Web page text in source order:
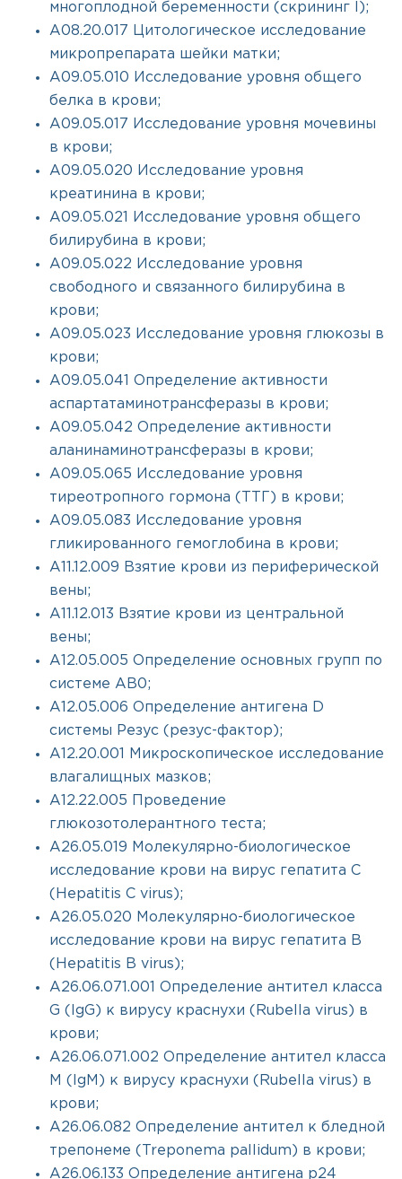
многоплодной беременности (скрининг I);
A08.20.017 Цитологическое исследование
микропрепарата шейки матки;
A09.05.010 Исследование уровня общего
белка в крови;
A09.05.017 Исследование уровня мочевины
в крови;
A09.05.020 Исследование уровня
креатинина в крови;
A09.05.021 Исследование уровня общего
билирубина в крови;
A09.05.022 Исследование уровня
свободного и связанного билирубина в
крови;
A09.05.023 Исследование уровня глюкозы в
крови;
A09.05.041 Определение активности
аспартатаминотрансферазы в крови;
A09.05.042 Определение активности
аланинаминотрансферазы в крови;
A09.05.065 Исследование уровня
тиреотропного гормона (ТТГ) в крови;
A09.05.083 Исследование уровня
гликированного гемоглобина в крови;
A11.12.009 Взятие крови из периферической
вены;
A11.12.013 Взятие крови из центральной
вены;
A12.05.005 Определение основных групп по
системе AB0;
A12.05.006 Определение антигена D
системы Резус (резус-фактор);
A12.20.001 Микроскопическое исследование
влагалищных мазков;
A12.22.005 Проведение
глюкозотолерантного теста;
A26.05.019 Молекулярно-биологическое
исследование крови на вирус гепатита C
(Hepatitis C virus);
A26.05.020 Молекулярно-биологическое
исследование крови на вирус гепатита B
(Hepatitis B virus);
A26.06.071.001 Определение антител класса
G (IgG) к вирусу краснухи (Rubella virus) в
крови;
A26.06.071.002 Определение антител класса
M (IgM) к вирусу краснухи (Rubella virus) в
крови;
A26.06.082 Определение антител к бледной
трепонеме (Treponema pallidum) в крови;
A26.06.133 Определение антигена p24